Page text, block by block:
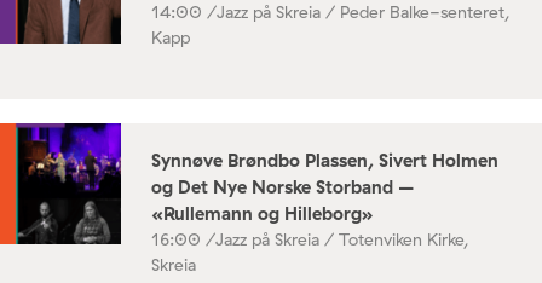
14:00 /Jazz på Skreia / Peder Balke-senteret,
Kapp
Synnøve Brøndbo Plassen, Sivert Holmen
og Det Nye Norske Storband –
«Rullemann og Hilleborg»
16:00 /Jazz på Skreia / Totenviken Kirke,
Skreia